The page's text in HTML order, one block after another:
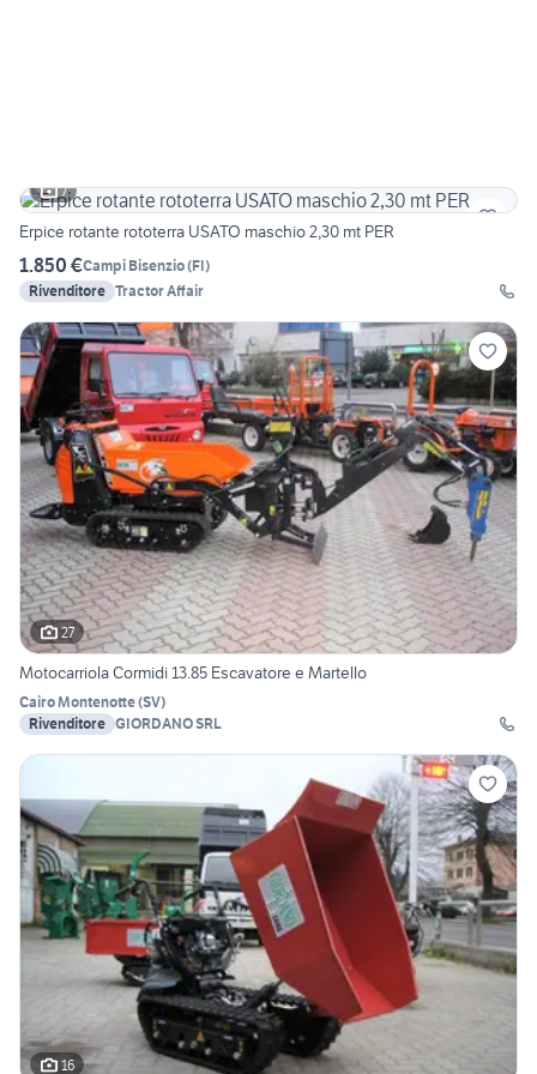
7
Erpice rotante rototerra USATO maschio 2,30 mt PER
1.850 €Campi Bisenzio(FI)
Rivenditore Tractor Affair
27
Motocarriola Cormidi 13.85 Escavatore e Martello
Cairo Montenotte(SV)
Rivenditore GIORDANO SRL
16